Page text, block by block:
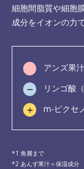
細胞間脂質や細胞
成分をイオンの力
アンズ果
リンゴ酸
m-ピクセ
角層まで
あんず果汁＝保湿成分